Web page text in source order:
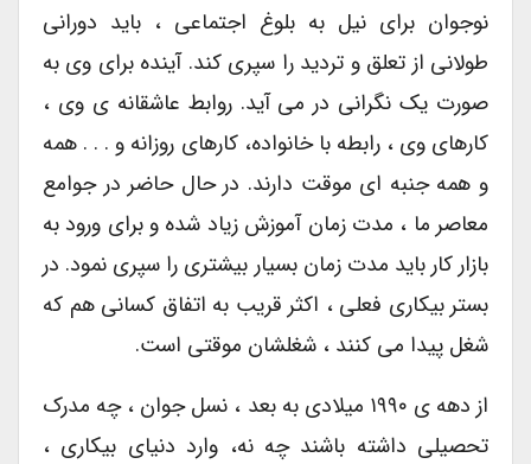
نوجوان برای نیل به بلوغ اجتماعی ، باید دورانی
طولانی از تعلق و تردید را سپری کند. آینده برای وی به
صورت یک نگرانی در می آید. روابط عاشقانه ی وی ،
کارهای وی ، رابطه با خانواده، کارهای روزانه و . . . همه
و همه جنبه ای موقت دارند. در حال حاضر در جوامع
معاصر ما ، مدت زمان آموزش زیاد شده و برای ورود به
بازار کار باید مدت زمان بسیار بیشتری را سپری نمود. در
بستر بیکاری فعلی ، اکثر قریب به اتفاق کسانی هم که
شغل پیدا می کنند ، شغلشان موقتی است.
از دهه ی ۱۹۹۰ میلادی به بعد ، نسل جوان ، چه مدرک
تحصیلی داشته باشند چه نه، وارد دنیای بیکاری ،